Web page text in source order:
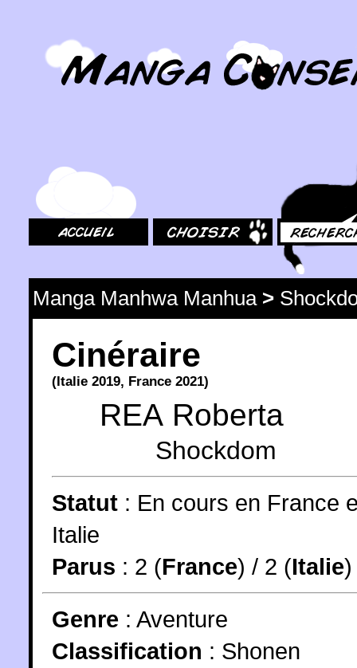
Manga Manhwa Manhua>
Cinéraire
(Italie 2019, France 2021)
REA Roberta
Shockdom
Statut : En cours en France
Italie
Parus : 2 (France) / 2 (Italie)
Genre : Aventure
Classification : Shonen